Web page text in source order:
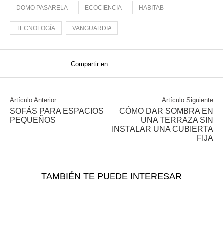
DOMO PASARELA ECOCIENCIA HABITAB
TECNOLOGÍA VANGUARDIA
Compartir en:
Artículo Anterior
SOFÁS PARA ESPACIOS
PEQUEÑOS
Artículo Siguiente
CÓMO DAR SOMBRA EN
UNA TERRAZA SIN
INSTALAR UNA CUBIERTA
FIJA
TAMBIÉN TE PUEDE INTERESAR